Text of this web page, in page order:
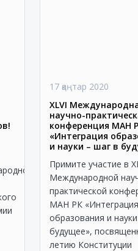
научно-
17 қаңтар 2020
XLVI
научно-
конференция МАН
«Интеграция
и науки – шаг в
Примите участие в
Международной
практической
МАН РК «Интеграция
образования и
будущее»,
летию Конституции